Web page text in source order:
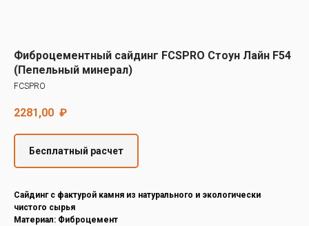
Cedral
Фиброцементный сайдинг FCSPRO Стоун Лайн F54
(Пепельный минерал)
FCSPRO
2281,00 ₽
Бесплатный расчет
Cайдинг с фактурой камня из натурального и экологически
чистого сырья
Материал: Фиброцемент